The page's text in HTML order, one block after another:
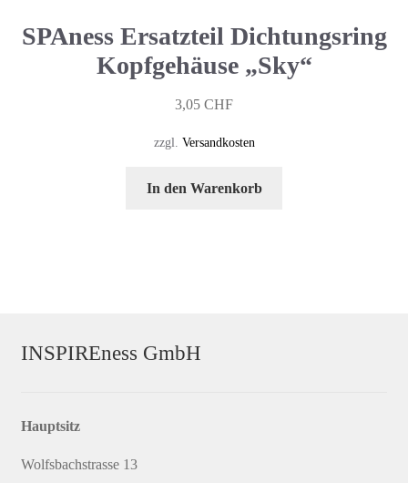
SPAness Ersatzteil Dichtungsring
Kopfgehäuse „Sky“
3,05 CHF
zzgl. Versandkosten
In den Warenkorb
INSPIREness GmbH
Hauptsitz
Wolfsbachstrasse 13